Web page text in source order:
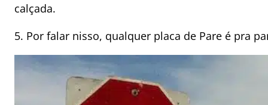
calçada.
5. Por falar nisso, qualquer placa de Pare é pra